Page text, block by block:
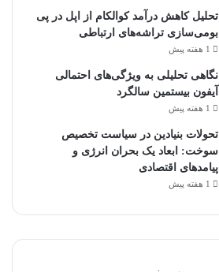
تحلیل کاهش درآمد کوالکام از اپل در پی
بومی‌سازی تراشه‌های ارتباطی
1 هفته پیش
نگاهی تحلیلی به ویژگی‌های احتمالی
آیفون بیستمین سالگرد
1 هفته پیش
تحولات بنیادین در سیاست تخصیص
سوخت: ابعاد یک بحران انرژی و
پیامدهای اقتصادی
1 هفته پیش